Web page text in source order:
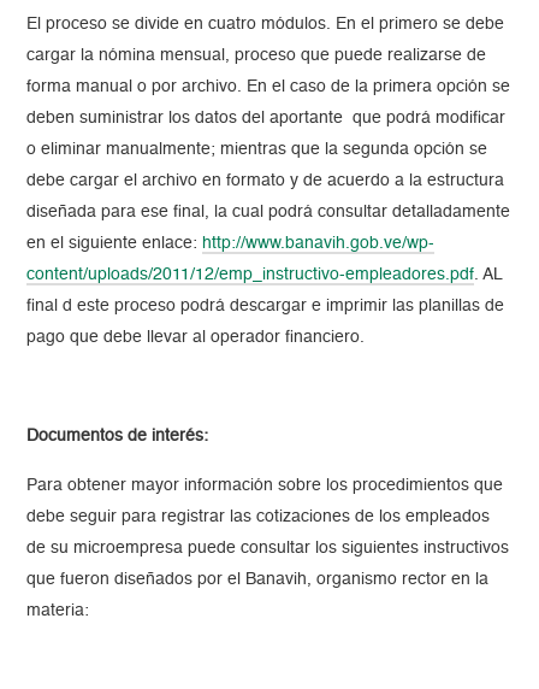
El proceso se divide en cuatro módulos. En el primero se debe
cargar la nómina mensual, proceso que puede realizarse de
forma manual o por archivo. En el caso de la primera opción se
deben suministrar los datos del aportante que podrá modificar
o eliminar manualmente; mientras que la segunda opción se
debe cargar el archivo en formato y de acuerdo a la estructura
diseñada para ese final, la cual podrá consultar detalladamente
en el siguiente enlace: http://www.banavih.gob.ve/wp-
content/uploads/2011/12/emp_instructivo-empleadores.pdf. AL
final d este proceso podrá descargar e imprimir las planillas de
pago que debe llevar al operador financiero.
Documentos de interés:
Para obtener mayor información sobre los procedimientos que
debe seguir para registrar las cotizaciones de los empleados
de su microempresa puede consultar los siguientes instructivos
que fueron diseñados por el Banavih, organismo rector en la
materia: